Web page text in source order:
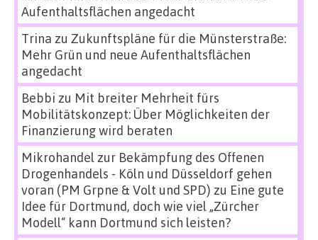
Aufenthaltsflächen angedacht
Trina zu Zukunftspläne für die Münsterstraße:
Mehr Grün und neue Aufenthaltsflächen
angedacht
Bebbi zu Mit breiter Mehrheit fürs
Mobilitätskonzept: Über Möglichkeiten der
Finanzierung wird beraten
Mikrohandel zur Bekämpfung des Offenen
Drogenhandels - Köln und Düsseldorf gehen
voran (PM Grpne & Volt und SPD) zu Eine gute
Idee für Dortmund, doch wie viel „Zürcher
Modell“ kann Dortmund sich leisten?